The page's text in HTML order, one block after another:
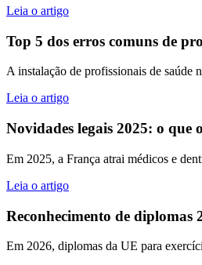
Leia o artigo
Top 5 dos erros comuns de
A instalação de profissionais de saúde
Leia o artigo
Novidades legais 2025: o que
Em 2025, a França atrai médicos e
Leia o artigo
Reconhecimento de diplomas
Em 2026, diplomas da UE para